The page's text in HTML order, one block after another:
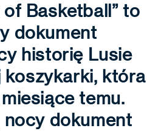
of Basketball” to
dokument
historię Lusie
koszykarki, która
temu.
nocy dokument